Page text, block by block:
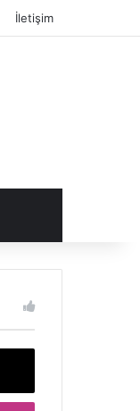
İletişim